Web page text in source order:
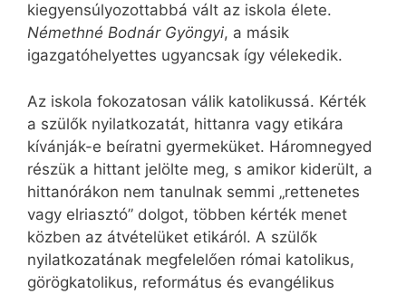
kiegyensúlyozottabbá vált az iskola élete.
Némethné Bodnár Gyöngyi, a másik
igazgatóhelyettes ugyancsak így vélekedik.
Az iskola fokozatosan válik katolikussá. Kérték
a szülők nyilatkozatát, hittanra vagy etikára
kívánják-e beíratni gyermeküket. Háromnegyed
részük a hittant jelölte meg, s amikor kiderült, a
hittanórákon nem tanulnak semmi „rettenetes
vagy elriasztó” dolgot, többen kérték menet
közben az átvételüket etikáról. A szülők
nyilatkozatának megfelelően római katolikus,
görögkatolikus, református és evangélikus